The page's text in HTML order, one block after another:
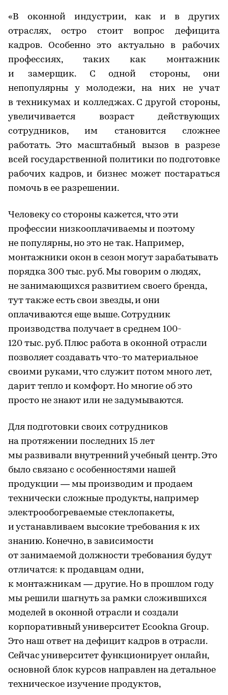
«В оконной индустрии, как и в других
отраслях, остро стоит вопрос дефицита
кадров. Особенно это актуально в рабочих
профессиях, таких как монтажник
и замерщик. С одной стороны, они
непопулярны у молодежи, на них не учат
в техникумах и колледжах. С другой стороны,
увеличивается возраст действующих
сотрудников, им становится сложнее
работать. Это масштабный вызов в разрезе
всей государственной политики по подготовке
рабочих кадров, и бизнес может постараться
помочь в ее разрешении.
Человеку со стороны кажется, что эти
профессии низкооплачиваемы и поэтому
не популярны, но это не так. Например,
монтажники окон в сезон могут зарабатывать
порядка 300 тыс. руб. Мы говорим о людях,
не занимающихся развитием своего бренда,
тут также есть свои звезды, и они
оплачиваются еще выше. Сотрудник
производства получает в среднем 100-
120 тыс. руб. Плюс работа в оконной отрасли
позволяет создавать что-то материальное
своими руками, что служит потом много лет,
дарит тепло и комфорт. Но многие об это
просто не знают или не задумываются.
Для подготовки своих сотрудников
на протяжении последних 15 лет
мы развивали внутренний учебный центр. Это
было связано с особенностями нашей
продукции — мы производим и продаем
технически сложные продукты, например
электрообогреваемые стеклопакеты,
и устанавливаем высокие требования к их
знанию. Конечно, в зависимости
от занимаемой должности требования будут
отличатся: к продавцам одни,
к монтажникам — другие. Но в прошлом году
мы решили шагнуть за рамки сложившихся
моделей в оконной отрасли и создали
корпоративный университет Ecookna Group.
Это наш ответ на дефицит кадров в отрасли.
Сейчас университет функционирует онлайн,
основной блок курсов направлен на детальное
техническое изучение продуктов,